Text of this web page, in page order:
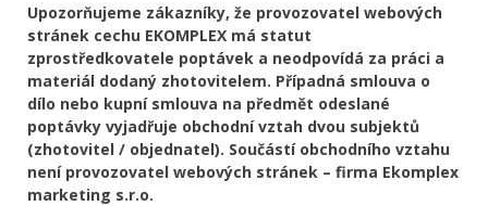
Upozorňujeme zákazníky, že provozovatel webových
stránek cechu EKOMPLEX má statut
zprostředkovatele poptávek a neodpovídá za práci a
materiál dodaný zhotovitelem. Případná smlouva o
dílo nebo kupní smlouva na předmět odeslané
poptávky vyjadřuje obchodní vztah dvou subjektů
(zhotovitel / objednatel). Součástí obchodního vztahu
není provozovatel webových stránek – firma Ekomplex
marketing s.r.o.